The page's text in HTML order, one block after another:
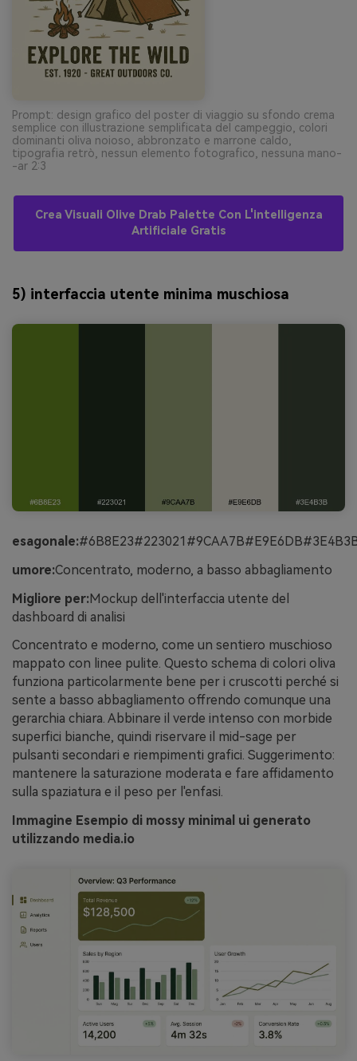
Prompt: design grafico del poster di viaggio su sfondo crema
semplice con illustrazione semplificata del campeggio, colori
dominanti oliva noioso, abbronzato e marrone caldo,
tipografia retrò, nessun elemento fotografico, nessuna mano-
-ar 2:3
Crea Visuali Olive Drab Palette Con L'intelligenza
Artificiale Gratis
5) interfaccia utente minima muschiosa
esagonale:
umore:Concentrato, moderno, a basso abbagliamento
Migliore per:Mockup dell'interfaccia utente del
dashboard di analisi
Concentrato e moderno, come un sentiero muschioso
mappato con linee pulite. Questo schema di colori oliva
funziona particolarmente bene per i cruscotti perché si
sente a basso abbagliamento offrendo comunque una
gerarchia chiara. Abbinare il verde intenso con morbide
superfici bianche, quindi riservare il mid-sage per
pulsanti secondari e riempimenti grafici. Suggerimento:
mantenere la saturazione moderata e fare affidamento
sulla spaziatura e il peso per l'enfasi.
Immagine Esempio di mossy minimal ui generato
utilizzando media.io